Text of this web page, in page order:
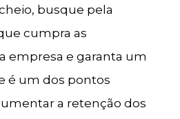
busque pela
cumpra as
empresa e garanta um
é um dos pontos
a retenção dos